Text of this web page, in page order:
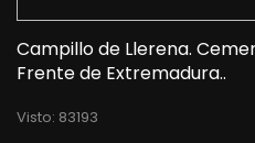
Campillo de Llerena.
Frente de Extremadura..
Visto: 83193